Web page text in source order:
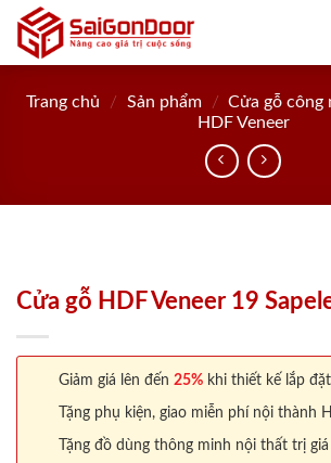
Skip
content
Trang chủ / Sản phẩm / Cửa gỗ công
HDF Veneer
Cửa gỗ HDF Veneer 19
Giảm giá lên đến 25% khi thiết kế lắp
Tặng phụ kiện, giao miễn phí nội thành
Tặng đồ dùng thông minh nội thất trị giá